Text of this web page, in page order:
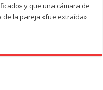
y que una cámara de
la pareja «fue extraída»